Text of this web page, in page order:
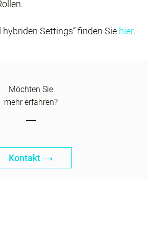
Settings“ finden Sie hier.
Möchten Sie
mehr erfahren?
Kontakt